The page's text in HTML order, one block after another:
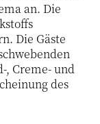
an. Die
Die Gäste
, Creme- und
des